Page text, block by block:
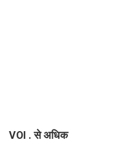
VOI . से अधिक